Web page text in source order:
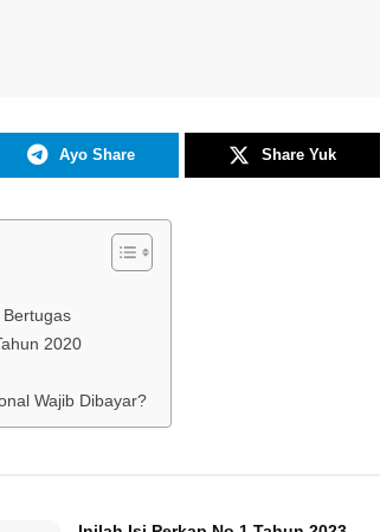
Ayo Share Share Yuk
2020
Wajib Dibayar?